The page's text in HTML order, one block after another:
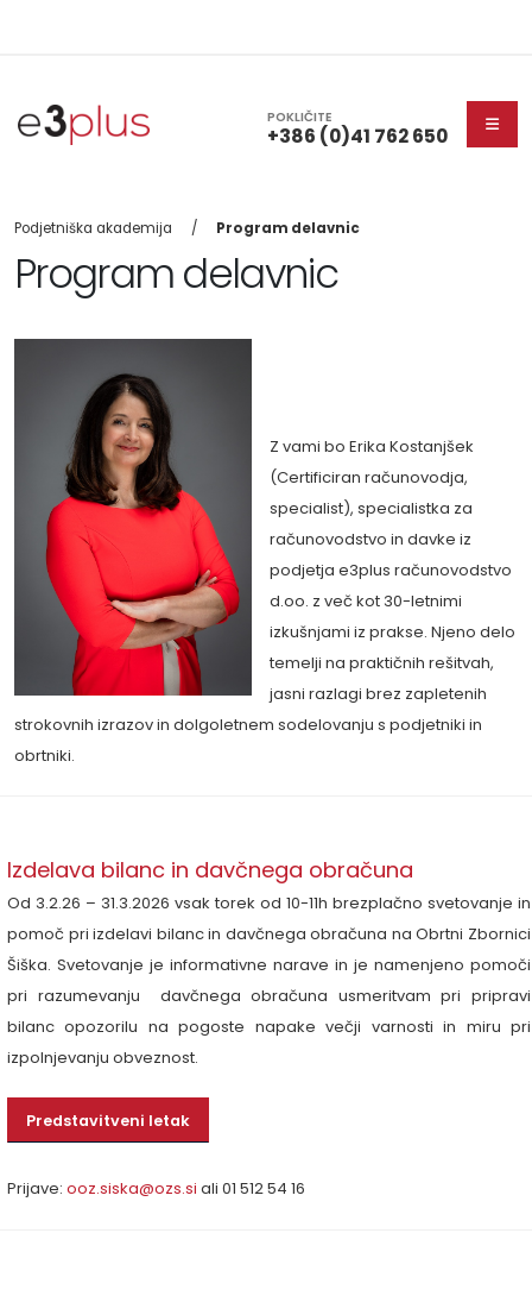
POKLIČITE
+386 (0)41 762 650
Podjetniška akademija Program delavnic
Program delavnic
Z vami bo Erika Kostanjšek
(Certificiran računovodja,
specialist), specialistka za
računovodstvo in davke iz
podjetja e3plus računovodstvo
d.oo. z več kot 30-letnimi
izkušnjami iz prakse. Njeno delo
temelji na praktičnih rešitvah,
jasni razlagi brez zapletenih
strokovnih izrazov in dolgoletnem sodelovanju s podjetniki in
obrtniki.
Izdelava bilanc in davčnega obračuna
Od 3.2.26 – 31.3.2026 vsak torek od 10-11h brezplačno svetovanje in
pomoč pri izdelavi bilanc in davčnega obračuna na Obrtni Zbornici
Šiška. Svetovanje je informativne narave in je namenjeno pomoči
pri razumevanju davčnega obračuna usmeritvam pri pripravi
bilanc opozorilu na pogoste napake večji varnosti in miru pri
izpolnjevanju obveznost.
Predstavitveni letak
Prijave: ooz.siska@ozs.si ali 01 512 54 16